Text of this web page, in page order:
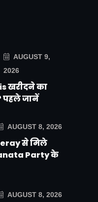
AUGUST 9,
2026
खरीदने का
पहले जानें
AUGUST 8, 2026
से मिले
Party के
AUGUST 8, 2026